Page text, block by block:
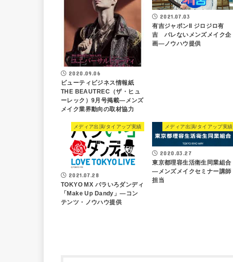
2020.09.06
ビューティビジネス情報紙
THE BEAUTREC（ザ・ヒュ
ーレック）9月号掲載―メンズ
メイク業界動向の取材協力
2021.07.03
有吉ジャポンII ジロジロ有
吉 バレないメンズメイク企
画―ノウハウ提供
メディア出演/タイアップ実績
2021.07.28
TOKYO MX バラいろダンディ
「Make Up Dandy」―コン
テンツ・ノウハウ提供
メディア出演/タイアップ実績
2020.03.27
東京都理容生活衛生同業組合
―メンズメイクセミナー講師
担当